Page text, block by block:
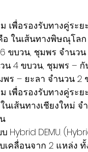
เพื่อรองรับทางคู่ระย
อ ในเส้นทางพิษณุโลก
ขบวน, ชุมพร จำนวน
น 4 ขบวน, ชุมพร – กั
ร – ยะลา จำนวน 2
เพื่อรองรับทางคู่ระย
เส้นทางเชียงใหม่ จ
DEMU.
เคลื่อนจาก 2 แหล่ง ทั้